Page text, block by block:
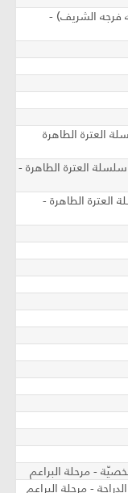
فرجه الشريف) -
العترة الطاهرة
العترة الطاهرة -
العترة الطاهرة -